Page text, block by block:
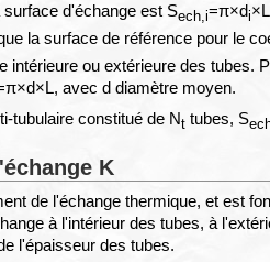
surface d'échange est Sech,i=π×di
la surface de référence pour le
intérieure ou extérieure des tubes.
avec d diamètre moyen.
tubulaire constitué de Nt tubes, S
K
de l'échange thermique, et est
à l'intérieur des tubes, à
l'épaisseur des tubes.